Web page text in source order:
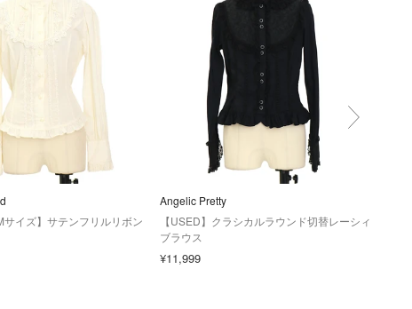
サイズ】サテンフリルリボン
Angelic Pretty
【USED】クラシカルラウンド切替レーシィ
ブラウス
¥11,999